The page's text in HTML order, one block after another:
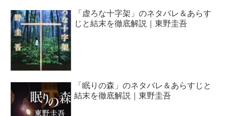
「虚ろな十字架」のネタバレ＆あらす
じと結末を徹底解説｜東野圭吾
「眠りの森」のネタバレ＆あらすじと
結末を徹底解説｜東野圭吾